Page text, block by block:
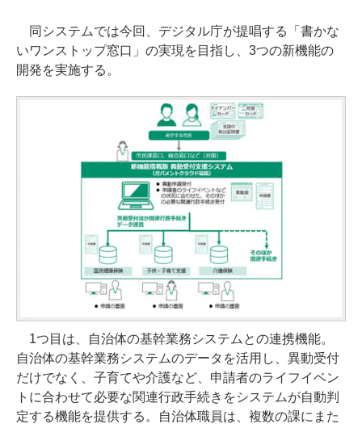
同システムでは今回、デジタル庁が提唱する「書かな
いワンストップ窓口」の実現を目指し、3つの新機能の
開発を実施する。
1つ目は、自治体の基幹業務システムとの連携機能。
自治体の基幹業務システムのデータを活用し、異動受付
だけでなく、子育てや介護など、申請者のライフイベン
トに合わせて必要な関連行政手続きをシステムが自動判
定する機能を提供する。自治体職員は、複数の課にまた